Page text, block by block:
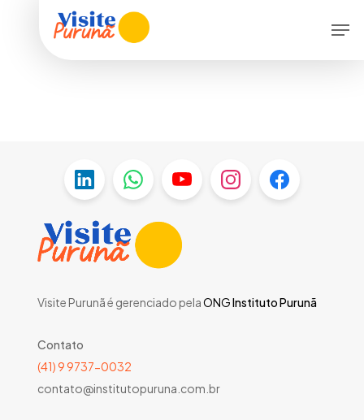
Visite Purunã é gerenciado pelaONGInstituto Purunã
Contato
(41) 9 9737-0032
contato@institutopuruna.com.br